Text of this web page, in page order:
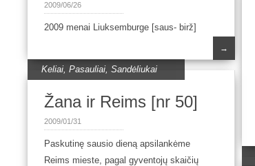
2009/06/26
2009 menai Liuksemburge [saus- birž]
→
Keliai,Pasauliai,Sandėliukai
Žana ir Reims [nr 50]
2009/01/31
Paskutinę sausio dieną apsilankėme
Reims mieste, pagal gyventojų skaičių